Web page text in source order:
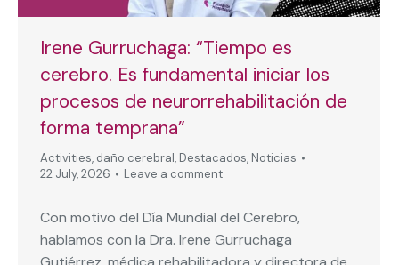
Irene Gurruchaga: “Tiempo es
cerebro. Es fundamental iniciar los
procesos de neurorrehabilitación de
forma temprana”
Activities, daño cerebral, Destacados, Noticias
22 July, 2026
Leave a comment
Con motivo del Día Mundial del Cerebro,
hablamos con la Dra. Irene Gurruchaga